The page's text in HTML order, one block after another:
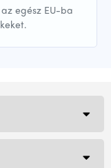
egész EU-ba